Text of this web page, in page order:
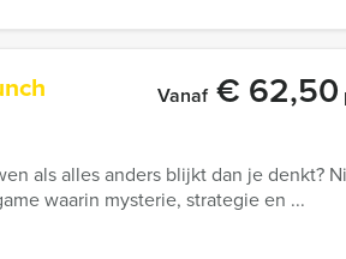
Vanaf€ 62,50
als alles anders blijkt dan je denkt?
waarin mysterie, strategie en ...